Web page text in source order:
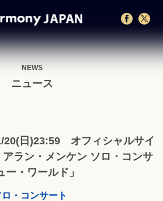
NEWS
ニュース
20(日)23:59 オフィシャルサイ
ラン・メンケン ソロ・コンサ
・ワールド」
・コンサート